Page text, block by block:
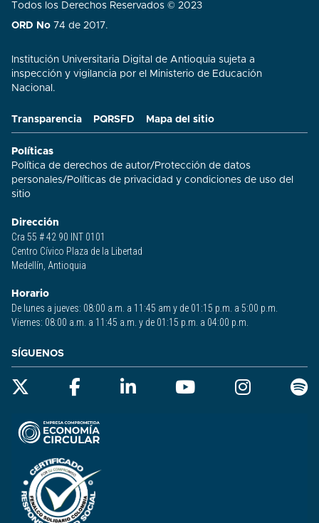
Transparencia PQRSFD Mapa del sitio
Políticas
Política de derechos de autor/ Protección de datos
personales/ Políticas de privacidad y condiciones de uso del
sitio​
Dirección
Cra 55 # 42 90 INT 0101
Centro Cívico Plaza de la Libertad
Medellín, Antioquia
Horario
De lunes a jueves: 08:00 a.m. a 11:45 am y de 01:15 p.m. a 5:00 p.m.
Viernes: 08:00 a.m. a 11:45 a.m. y de 01:15 p.m. a 04:00 p.m.
Todos los Derechos Reservados © 2023
ORD No 74 de 2017.
Institución Universitaria Digital de Antioquia sujeta a
inspección y vigilancia por el Ministerio de Educación
Nacional.
SÍGUENOS